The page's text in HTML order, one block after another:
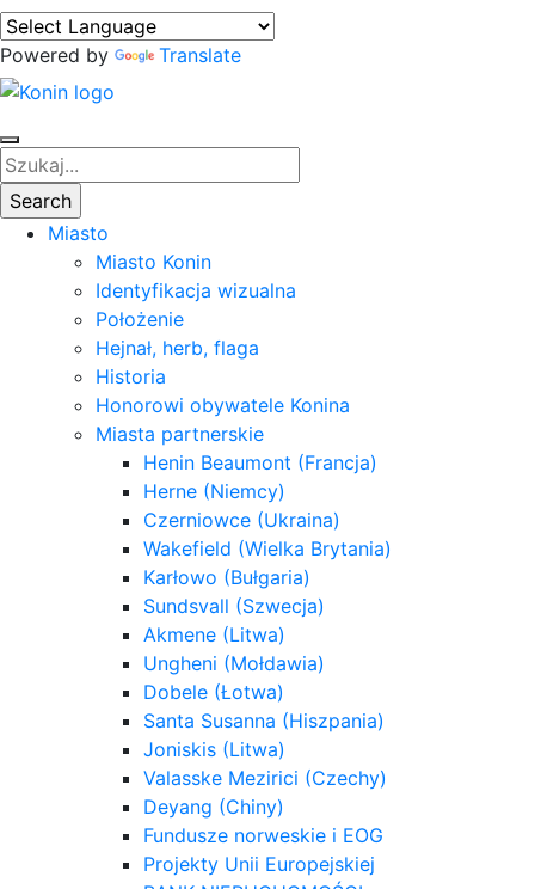
Powered by Translate
Miasto
Miasto Konin
Identyfikacja wizualna
Położenie
Hejnał, herb, flaga
Historia
Honorowi obywatele Konina
Miasta partnerskie
Henin Beaumont (Francja)
Herne (Niemcy)
Czerniowce (Ukraina)
Wakefield (Wielka Brytania)
Karłowo (Bułgaria)
Sundsvall (Szwecja)
Akmene (Litwa)
Ungheni (Mołdawia)
Dobele (Łotwa)
Santa Susanna (Hiszpania)
Joniskis (Litwa)
Valasske Mezirici (Czechy)
Deyang (Chiny)
Fundusze norweskie i EOG
Projekty Unii Europejskiej